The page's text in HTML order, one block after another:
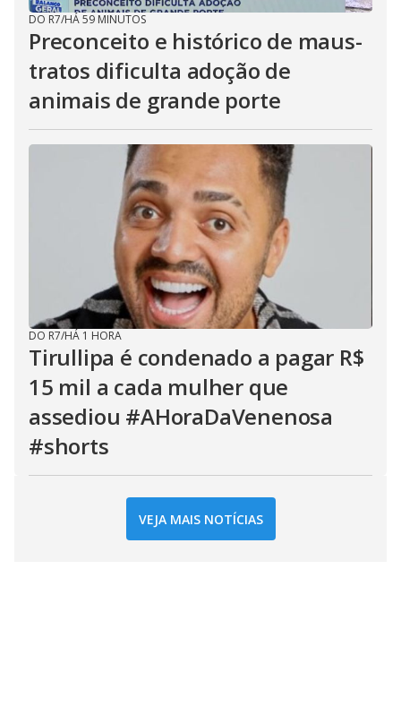
DO R7/HÁ 59 MINUTOS
Preconceito e histórico de maus-
tratos dificulta adoção de
animais de grande porte
DO R7/HÁ 1 HORA
Tirullipa é condenado a pagar R$
15 mil a cada mulher que
assediou #AHoraDaVenenosa
#shorts
VEJA MAIS NOTÍCIAS